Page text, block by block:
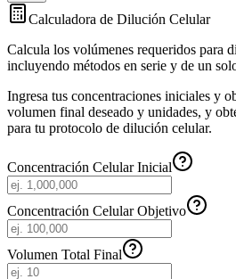
Calculadora de Dilución Celular
Calcula los volúmenes requeridos para
incluyendo métodos en serie y de un
Ingresa tus concentraciones iniciales y
volumen final deseado y unidades, y
para tu protocolo de dilución celular.
Concentración Celular Inicial
Concentración Celular Objetivo
Volumen Total Final